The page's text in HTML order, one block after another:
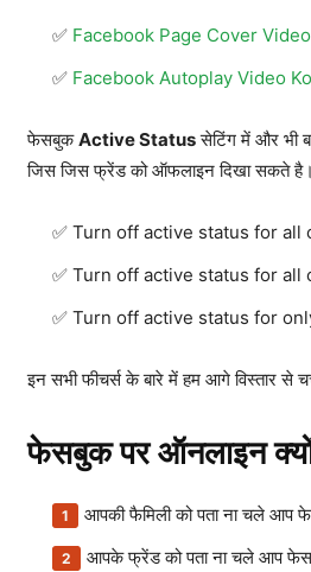
Facebook Page Cover
Facebook Autoplay Video
फेसबुकActive Statusसेटिंग में और भी
जिस जिस फ्रेंड को ऑफलाइन दिखा सकते है।
Turn off active status for all
Turn off active status for all
Turn off active status for
इन सभी फीचर्स के बारे में हम आगे विस्तार से
फेसबुक पर ऑनलाइन क्यों
आपकी फैमिली को पता ना चले आप
आपके फ्रेंड को पता ना चले आप